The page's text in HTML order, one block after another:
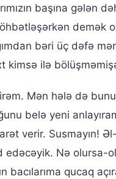
başına gələn
demək
bəri üç dəfə
kimsə ilə
Mən hələ də
belə yeni
verir. Susmayın!
edəcəyik. Nə olursa-
qucaq